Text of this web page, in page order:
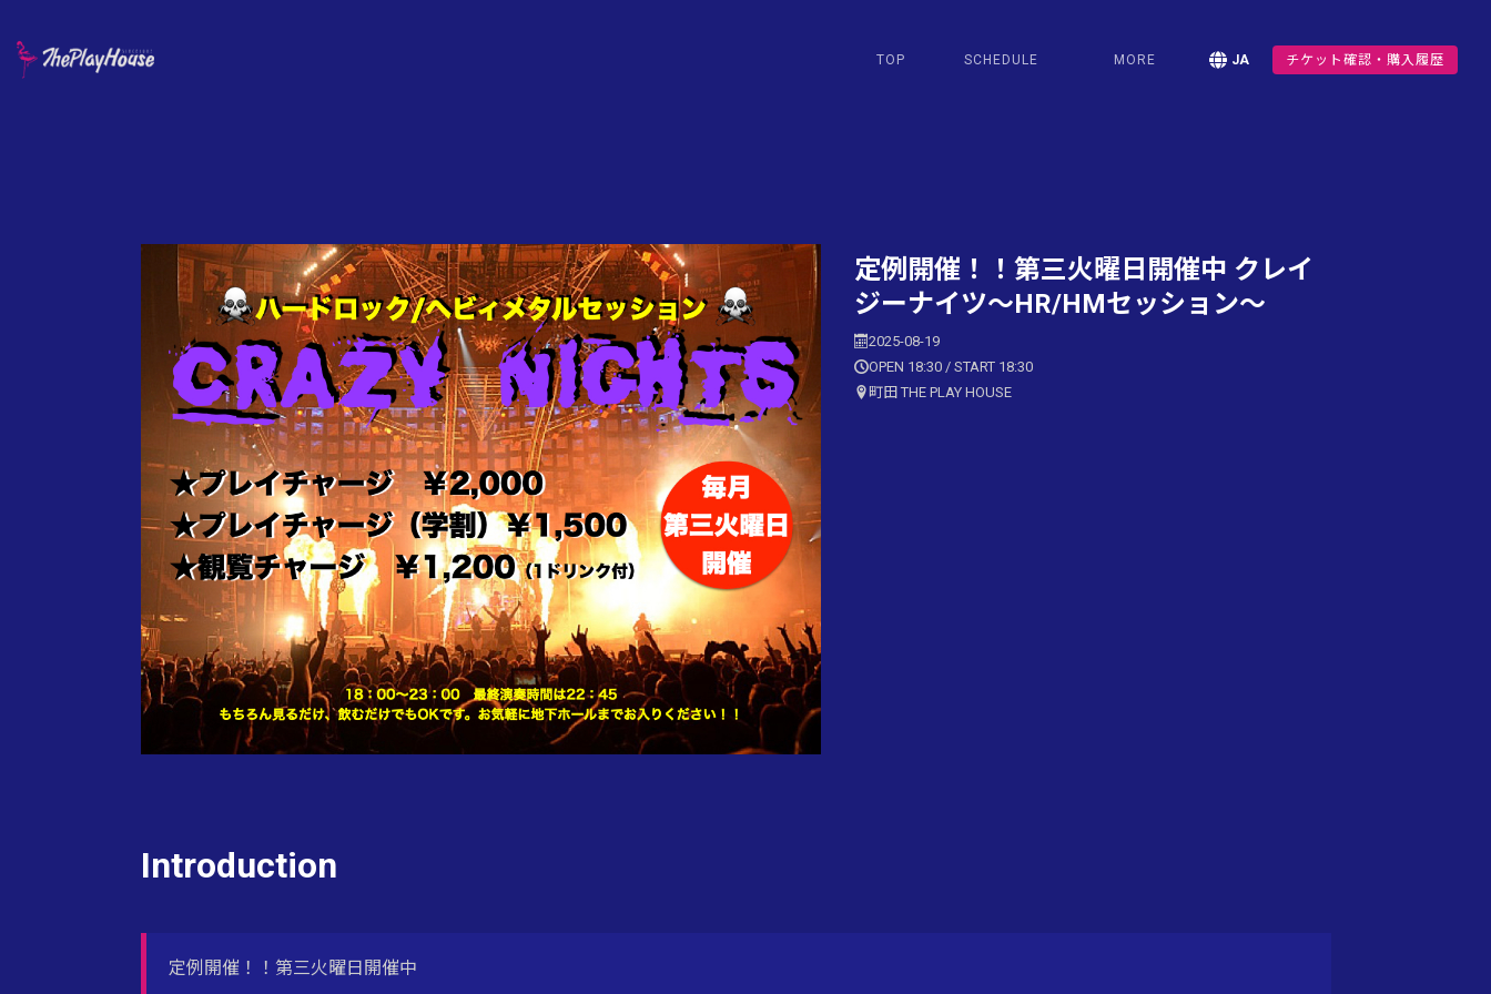
TOP SCHEDULE MORE JA チケット確認・購入履歴
定例開催！！第三火曜日開催中 クレイ
ジーナイツ〜HR/HMセッション〜
2025-08-19
OPEN 18:30 / START 18:30
町田 THE PLAY HOUSE
Introduction
定例開催！！第三火曜日開催中